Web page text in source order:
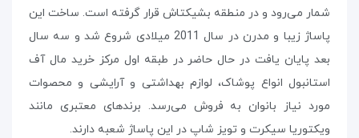
شمار می‌رود و در منطقه بشیکتاش قرار گرفته است. ساخت این
پاساژ زیبا و مدرن در سال 2011 میلادی شروع شد و سه سال
بعد پایان یافت در حال حاضر در طبقه اول مرکز خرید مال آف
استانبول انواع پوشاک، لوازم بهداشتی و آرایشی و محصوات
مورد نیاز بانوان به فروش می‌رسد. برندهای معتبری مانند
ویکتوریا سیکرت و تویز شاپ در این پاساژ شعبه دارند.